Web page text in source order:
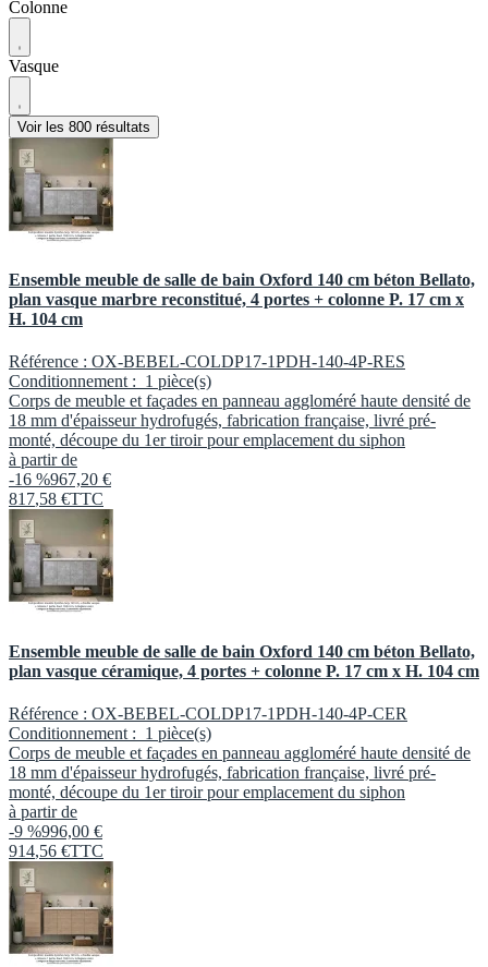
Colonne
Vasque
Voir les 800 résultats
Ensemble meuble de salle de bain Oxford 140 cm béton Bellato,
plan vasque marbre reconstitué, 4 portes + colonne P. 17 cm x
H. 104 cm
Référence : OX-BEBEL-COLDP17-1PDH-140-4P-RES
Conditionnement : 1 pièce(s)
Corps de meuble et façades en panneau aggloméré haute densité de
18 mm d'épaisseur hydrofugés, fabrication française, livré pré-
monté, découpe du 1er tiroir pour emplacement du siphon
à partir de
-16 %967,20 €
817,58 €TTC
Ensemble meuble de salle de bain Oxford 140 cm béton Bellato,
plan vasque céramique, 4 portes + colonne P. 17 cm x H. 104 cm
Référence : OX-BEBEL-COLDP17-1PDH-140-4P-CER
Conditionnement : 1 pièce(s)
Corps de meuble et façades en panneau aggloméré haute densité de
18 mm d'épaisseur hydrofugés, fabrication française, livré pré-
monté, découpe du 1er tiroir pour emplacement du siphon
à partir de
-9 %996,00 €
914,56 €TTC